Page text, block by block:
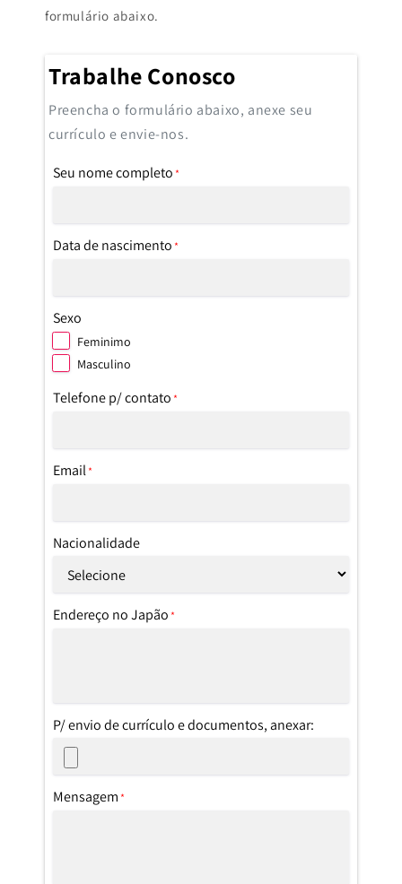
formulário abaixo.
Trabalhe Conosco
Preencha o formulário abaixo, anexe seu
currículo e envie-nos.
Seu nome completo *
Data de nascimento *
Sexo
Feminimo
Masculino
Telefone p/ contato *
Email*
Nacionalidade
Endereço no Japão *
P/ envio de currículo e documentos, anexar:
Mensagem *